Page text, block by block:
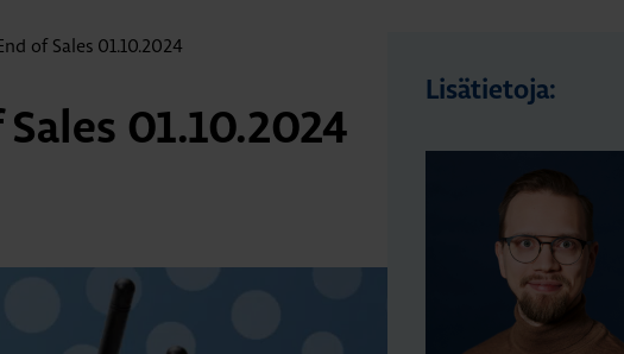
of Sales 01.10.2024
01.10.2024
Lisätietoja: